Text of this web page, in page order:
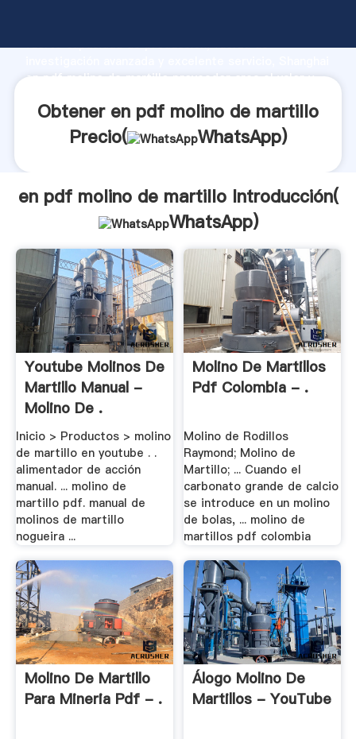
fuerte capacidad de producción, fuerza de
en pdf molino de martillo proveedor crea el valor y
Obtener en pdf molino de martillo
Precio(
WhatsApp)
en pdf molino de martillo Introducción(
WhatsApp)
Youtube Molinos De
Martillo Manual -
Molino De .
Inicio > Productos > molino
de martillo en youtube . .
alimentador de acción
manual. ... molino de
martillo pdf. manual de
molinos de martillo
nogueira ...
Molino De Martillos
Pdf Colombia - .
Molino de Rodillos
Raymond; Molino de
Martillo; ... Cuando el
carbonato grande de calcio
se introduce en un molino
de bolas, ... molino de
martillos pdf colombia
Molino De Martillo
Para Mineria Pdf - .
Álogo Molino De
Martillos - YouTube